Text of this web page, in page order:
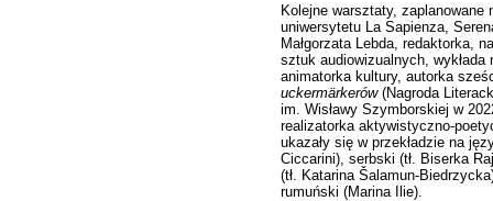
Kolejne warsztaty,
uniwersytetu La Sapienza,
Małgorzata Lebda, redaktorka,
sztuk audiowizualnych,
animatorka kultury, autorka
uckermärkerów(Nagroda
im. Wisławy Szymborskiej w
realizatorka aktywistyczno-
ukazały się w przekładzie na
Ciccarini), serbski (tł. Biserka
(tł. Katarina Šalamun-
rumuński (Marina Ilie).